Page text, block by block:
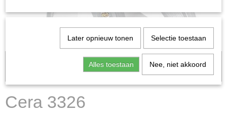
Let op: het kan voorkomen dat het product onlangs in de zaak is
verkocht; in dat geval nemen wij contact met u op.
Cera 3326
Later opnieuw tonen Selectie toestaan
Alles toestaan Nee, niet akkoord